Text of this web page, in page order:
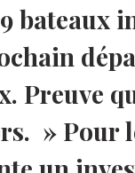
bateaux
Preuve
» Pour